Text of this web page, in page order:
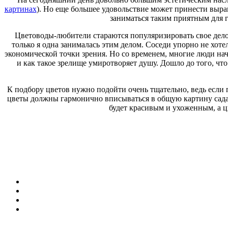
картинах). Но еще большее удовольствие может принести
заниматься таким приятным для
Цветоводы-любители стараются популяризировать свое
только я одна занималась этим делом. Соседи упорно не
экономической точки зрения. Но со временем, многие люди
и как такое зрелище умиротворяет душу. Дошло до того,
К подбору цветов нужно подойти очень тщательно, ведь
цветы должны гармонично вписываться в общую картину
будет красивым и ухоженным, а